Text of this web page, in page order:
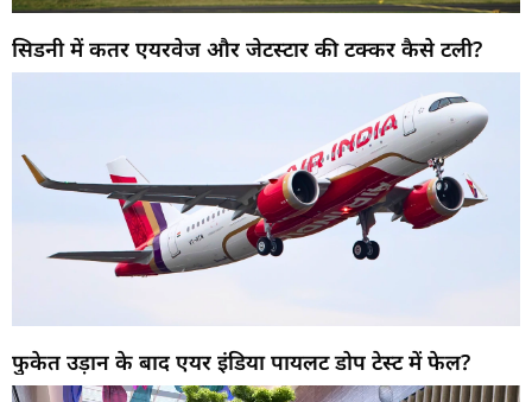
सिडनी में कतर एयरवेज और जेटस्टार की टक्कर कैसे टली?
फुकेत उड़ान के बाद एयर इंडिया पायलट डोप टेस्ट में फेल?